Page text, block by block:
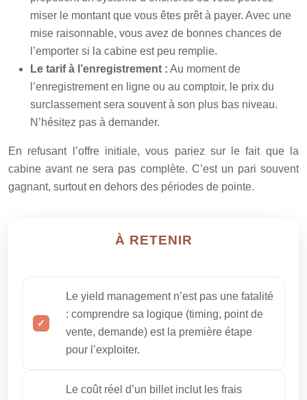
miser le montant que vous êtes prêt à payer. Avec une
mise raisonnable, vous avez de bonnes chances de
l’emporter si la cabine est peu remplie.
Le tarif à l’enregistrement : Au moment de
l’enregistrement en ligne ou au comptoir, le prix du
surclassement sera souvent à son plus bas niveau.
N’hésitez pas à demander.
En refusant l’offre initiale, vous pariez sur le fait que la
cabine avant ne sera pas complète. C’est un pari souvent
gagnant, surtout en dehors des périodes de pointe.
À RETENIR
Le yield management n’est pas une fatalité
: comprendre sa logique (timing, point de
vente, demande) est la première étape
pour l’exploiter.
Le coût réel d’un billet inclut les frais